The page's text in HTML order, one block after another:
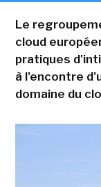
Le
cloud
pratiques
à l'encontre
domaine du